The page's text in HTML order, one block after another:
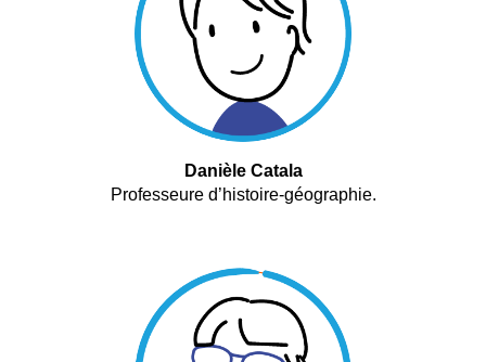
Danièle Catala
Professeure d’histoire-géographie.